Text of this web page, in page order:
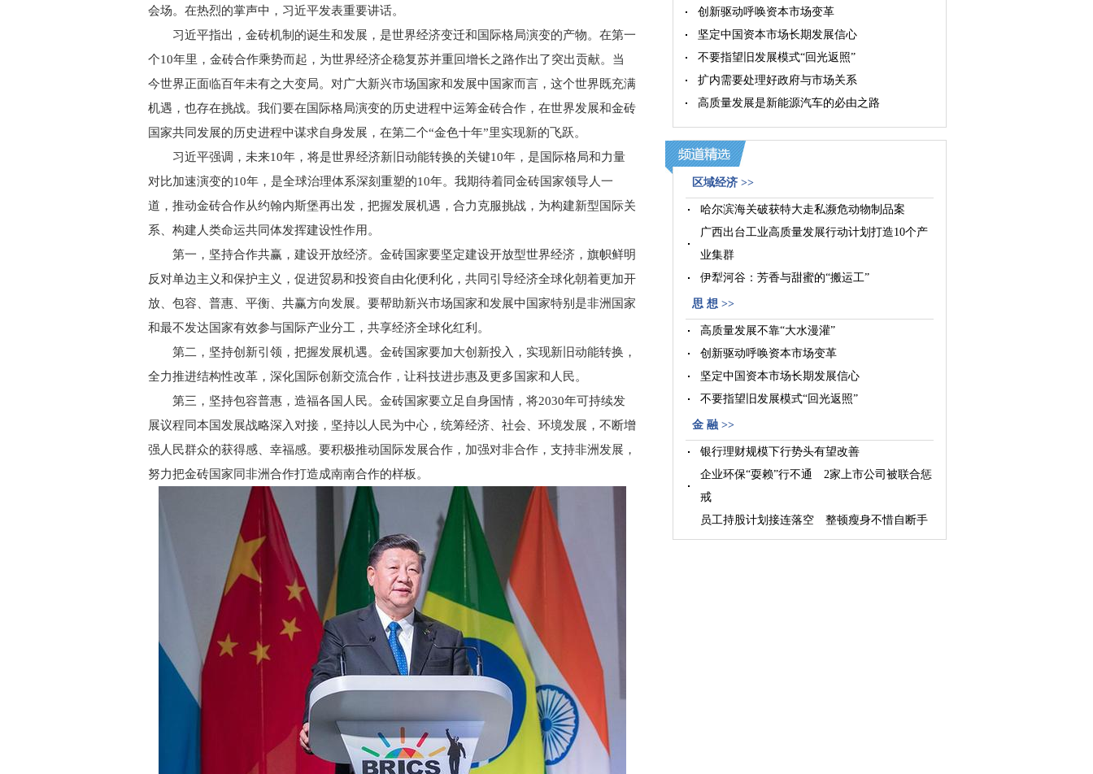
会场。在热烈的掌声中，习近平发表重要讲话。
习近平指出，金砖机制的诞生和发展，是世界经济变迁和国际格局演变的产物。在第一
个10年里，金砖合作乘势而起，为世界经济企稳复苏并重回增长之路作出了突出贡献。当
今世界正面临百年未有之大变局。对广大新兴市场国家和发展中国家而言，这个世界既充满
机遇，也存在挑战。我们要在国际格局演变的历史进程中运筹金砖合作，在世界发展和金砖
国家共同发展的历史进程中谋求自身发展，在第二个“金色十年”里实现新的飞跃。
习近平强调，未来10年，将是世界经济新旧动能转换的关键10年，是国际格局和力量
对比加速演变的10年，是全球治理体系深刻重塑的10年。我期待着同金砖国家领导人一
道，推动金砖合作从约翰内斯堡再出发，把握发展机遇，合力克服挑战，为构建新型国际关
系、构建人类命运共同体发挥建设性作用。
第一，坚持合作共赢，建设开放经济。金砖国家要坚定建设开放型世界经济，旗帜鲜明
反对单边主义和保护主义，促进贸易和投资自由化便利化，共同引导经济全球化朝着更加开
放、包容、普惠、平衡、共赢方向发展。要帮助新兴市场国家和发展中国家特别是非洲国家
和最不发达国家有效参与国际产业分工，共享经济全球化红利。
第二，坚持创新引领，把握发展机遇。金砖国家要加大创新投入，实现新旧动能转换，
全力推进结构性改革，深化国际创新交流合作，让科技进步惠及更多国家和人民。
第三，坚持包容普惠，造福各国人民。金砖国家要立足自身国情，将2030年可持续发
展议程同本国发展战略深入对接，坚持以人民为中心，统筹经济、社会、环境发展，不断增
强人民群众的获得感、幸福感。要积极推动国际发展合作，加强对非合作，支持非洲发展，
努力把金砖国家同非洲合作打造成南南合作的样板。
创新驱动呼唤资本市场变革
坚定中国资本市场长期发展信心
不要指望旧发展模式“回光返照”
扩内需要处理好政府与市场关系
高质量发展是新能源汽车的必由之路
区域经济 >>
哈尔滨海关破获特大走私濒危动物制品案
广西出台工业高质量发展行动计划打造10个产
业集群
伊犁河谷：芳香与甜蜜的“搬运工”
晋江：新型城镇化的探索与实践
思 想 >>
高质量发展不靠“大水漫灌”
创新驱动呼唤资本市场变革
坚定中国资本市场长期发展信心
不要指望旧发展模式“回光返照”
金 融 >>
银行理财规模下行势头有望改善
企业环保“耍赖”行不通 2家上市公司被联合惩
戒
员工持股计划接连落空 整顿瘦身不惜自断手
臂